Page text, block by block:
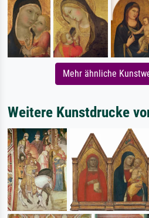
Mehr ähnliche
Weitere Kunstdrucke